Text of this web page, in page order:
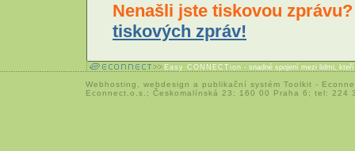
Nenašli jste tiskovou
tiskových zpráv!
Easy CONNECTion - snadné spojení mezi lidmi,
Webhosting webdesign a publikační systém Toolkit -
Econnect,o.s.; Českomalínská 23; 160 00 Praha 6; tel: 224